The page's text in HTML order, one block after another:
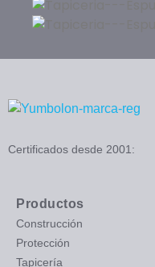
Certificados desde 2001:
Productos
Construcción
Protección
Tapicería